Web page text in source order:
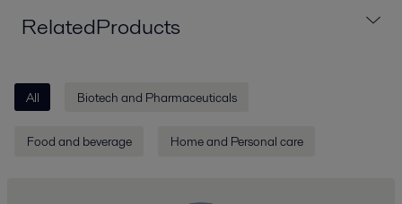
RelatedProducts
All Biotech and Pharmaceuticals
Food and beverage Home and Personal care